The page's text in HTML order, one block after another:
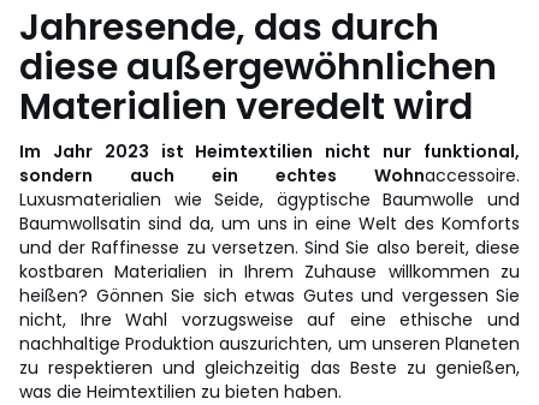
Jahresende, das durch
diese außergewöhnlichen
Materialien veredelt wird
Im Jahr 2023 ist Heimtextilien nicht nur funktional,
sondern auch ein echtes Wohnaccessoire.
Luxusmaterialien wie Seide, ägyptische Baumwolle und
Baumwollsatin sind da, um uns in eine Welt des Komforts
und der Raffinesse zu versetzen. Sind Sie also bereit, diese
kostbaren Materialien in Ihrem Zuhause willkommen zu
heißen? Gönnen Sie sich etwas Gutes und vergessen Sie
nicht, Ihre Wahl vorzugsweise auf eine ethische und
nachhaltige Produktion auszurichten, um unseren Planeten
zu respektieren und gleichzeitig das Beste zu genießen,
was die Heimtextilien zu bieten haben.